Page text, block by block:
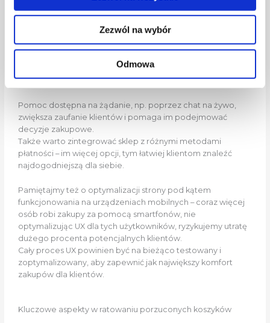
Zezwól na wybór
Odmowa
kosztach dostawy i formach płatności. Zbyt skomplikowany
Kolejnym aspektem, na który należy zwrócić uwagę, jest
dostępność customer supportu.
Pomoc dostępna na żądanie, np. poprzez chat na żywo,
zwiększa zaufanie klientów i pomaga im podejmować
decyzje zakupowe.
Także warto zintegrować sklep z różnymi metodami
płatności – im więcej opcji, tym łatwiej klientom znaleźć
najdogodniejszą dla siebie.
Pamiętajmy też o optymalizacji strony pod kątem
funkcjonowania na urządzeniach mobilnych – coraz więcej
osób robi zakupy za pomocą smartfonów, nie
optymalizując UX dla tych użytkowników, ryzykujemy utratę
dużego procenta potencjalnych klientów.
Cały proces UX powinien być na bieżąco testowany i
zoptymalizowany, aby zapewnić jak największy komfort
zakupów dla klientów.
Kluczowe aspekty w ratowaniu porzuconych koszyków